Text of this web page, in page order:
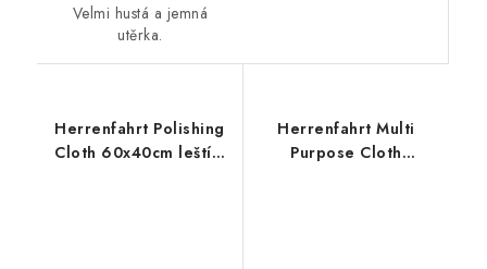
Velmi hustá a jemná
utěrka.
Herrenfahrt Polishing
Cloth 60x40cm leštící
Herrenfahrt Multi
Purpose Cloth